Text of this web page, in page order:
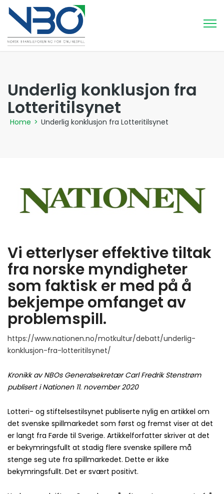
Underlig konklusjon fra
Lotteritilsynet
Home > Underlig konklusjon fra Lotteritilsynet
Vi etterlyser effektive tiltak
fra norske myndigheter
som faktisk er med på å
bekjempe omfanget av
problemspill.
https://www.nationen.no/motkultur/debatt/underlig-
konklusjon-fra-lotteritilsynet/
Kronikk av NBOs Generalsekretær Carl Fredrik Stenstrøm
publisert i Nationen 11. november 2020
Lotteri- og stiftelsestilsynet publiserte nylig en artikkel om
det svenske spillmarkedet som først og fremst viser at det
er langt fra Førde til Sverige. Artikkelforfatter skriver at det
er bekymringsfullt at stadig flere svenske spillere må
stenge seg ute fra spillmarkedet. Dette er ikke
bekymringsfullt. Det er svært positivt.